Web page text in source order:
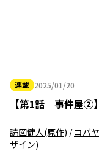
連載 2025/01/20
2025年01月20日
【第1話 事件屋②】
読図健人(原作) /コバ
ザイン)